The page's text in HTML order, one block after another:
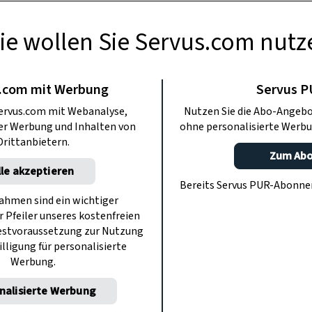
KÜCHE
für den
Lieblingsrezepte schmecken nicht
angenehme Weise satt.
wollen Sie Servus.com
mit Werbung
mit Webanalyse,
Werbung und Inhalten von
akzeptieren
sind ein wichtiger
unseres kostenfreien
zur Nutzung
für personalisierte
Werbung.
Werbung
Servus
Nutzen Sie die Abo-
ohne personalisierte
Zum
Bereits Servus PUR-